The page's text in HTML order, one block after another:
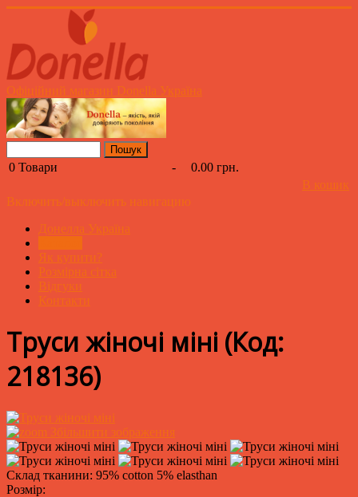
Офіційний магазин Donella Україна
0 Товари -
0.00 грн.
В кошик
Включить/выключить навигацию
Донелла Україна
Як купити?
Розмірна сітка
Відгуки
Контакти
Труси жіночі міні (Код:
218136)
Збільшити зображення
Склад тканини: 95% cotton 5% elasthan
Розмір: